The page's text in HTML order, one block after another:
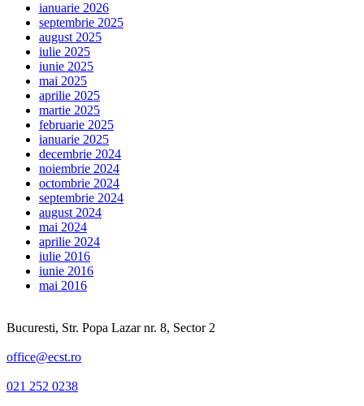
ianuarie 2026
septembrie 2025
august 2025
iulie 2025
iunie 2025
mai 2025
aprilie 2025
martie 2025
februarie 2025
ianuarie 2025
decembrie 2024
noiembrie 2024
octombrie 2024
septembrie 2024
august 2024
mai 2024
aprilie 2024
iulie 2016
iunie 2016
mai 2016
Bucuresti, Str. Popa Lazar nr. 8, Sector 2
office@ecst.ro
021 252 0238